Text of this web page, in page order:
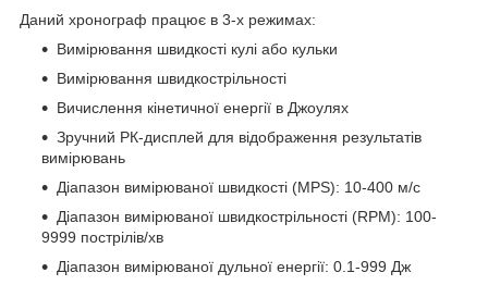
Даний хронограф працює в 3-х режимах:
Вимірювання швидкості кулі або кульки
Вимірювання швидкострільності
Вичислення кінетичної енергії в Джоулях
Зручний РК-дисплей для відображення результатів
вимірювань
Діапазон вимірюваної швидкості (MPS): 10-400 м/с
Діапазон вимірюваної швидкострільності (RPM): 100-
9999 пострілів/хв
Діапазон вимірюваної дульної енергії: 0.1-999 Дж